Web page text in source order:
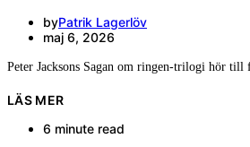
byPatrik Lagerlöv
maj 6, 2026
Peter Jacksons Sagan om ringen-trilogi hör till
LÄS MER
6 minute read